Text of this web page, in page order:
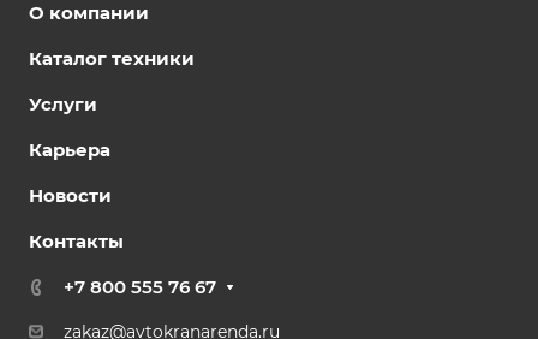
О компании
Каталог техники
Услуги
Карьера
Новости
Контакты
+7 800 555 76 67
zakaz@avtokranarenda.ru